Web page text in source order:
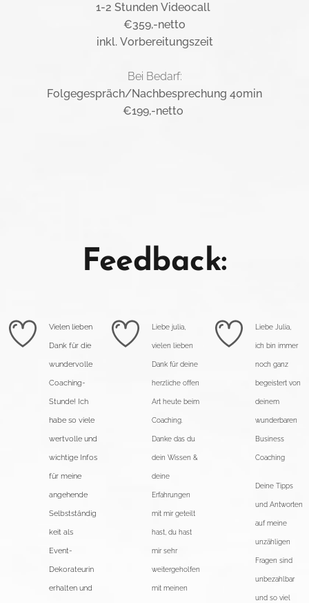
1-2 Stunden Videocall
€359,-netto
inkl. Vorbereitungszeit
Bei Bedarf:
Folgegespräch/Nachbesprechung 40min
€199,-netto
Feedback:
Vielen lieben
Dank für die
wundervolle
Coaching-
Stunde! Ich
habe so viele
wertvolle und
wichtige Infos
für meine
angehende
Selbstständig
keit als
Event-
Dekorateurin
erhalten und
Liebe julia,
vielen lieben
Dank für deine
herzliche offen
Art heute beim
Coaching.
Danke das du
dein Wissen &
deine
Erfahrungen
mit mir geteilt
hast, du hast
mir sehr
weitergeholfen
mit meinen
Liebe Julia,
ich bin immer
noch ganz
begeistert von
deinem
wunderbaren
Business
Coaching 🥰
Deine Tipps
und Antworten
auf meine
unzähligen
Fragen sind
unbezahlbar
und so viel